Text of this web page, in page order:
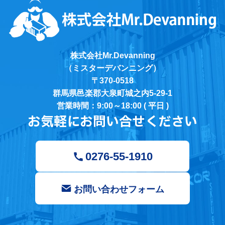
株式会社Mr.Devanning
（ミスターデバンニング）
〒370-0518
群馬県邑楽郡大泉町城之内5-29-1
営業時間：9:00～18:00 ( 平日 )
お気軽にお問い合せください
0276-55-1910
お問い合わせフォーム